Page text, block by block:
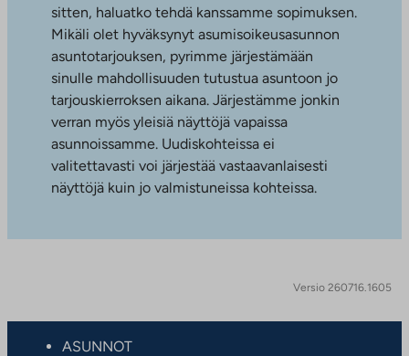
sitten, haluatko tehdä kanssamme sopimuksen.
Mikäli olet hyväksynyt asumisoikeusasunnon
asuntotarjouksen, pyrimme järjestämään
sinulle mahdollisuuden tutustua asuntoon jo
tarjouskierroksen aikana. Järjestämme jonkin
verran myös yleisiä näyttöjä vapaissa
asunnoissamme. Uudiskohteissa ei
valitettavasti voi järjestää vastaavanlaisesti
näyttöjä kuin jo valmistuneissa kohteissa.
Versio 260716.1605
ASUNNOT